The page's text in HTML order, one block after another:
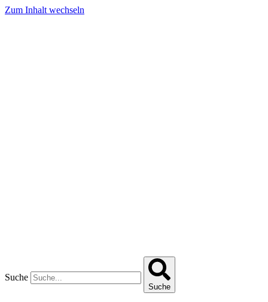
Zum Inhalt wechseln
Suche
Suche